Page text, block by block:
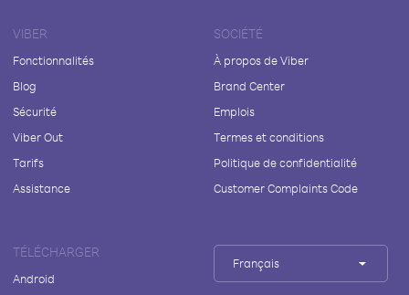
VIBER
Fonctionnalités
Blog
Sécurité
Viber Out
Tarifs
Assistance
SOCIÉTÉ
À propos de Viber
Brand Center
Emplois
Termes et conditions
Politique de confidentialité
Customer Complaints Code
TÉLÉCHARGER
Android
Français